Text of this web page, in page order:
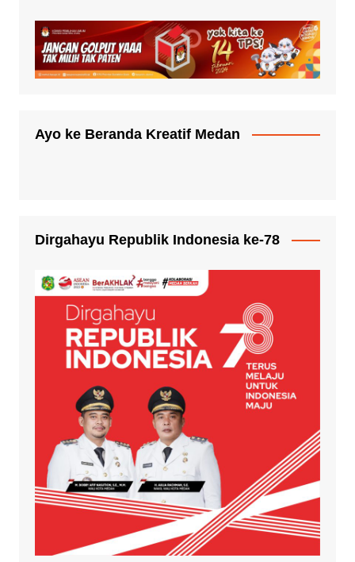
Ayo ke Beranda Kreatif Medan
Dirgahayu Republik Indonesia ke-78